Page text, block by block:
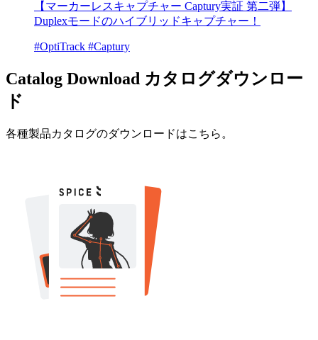
【マーカーレスキャプチャー Captury実証 第二弾】
Duplexモードのハイブリッドキャプチャー！
#OptiTrack #Captury
Catalog Download カタログダウンロー
ド
各種製品カタログのダウンロードはこちら。